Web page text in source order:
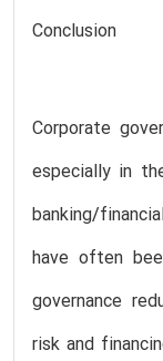
Conclusion
Corporate
especially in
banking/
have often
governance
risk and